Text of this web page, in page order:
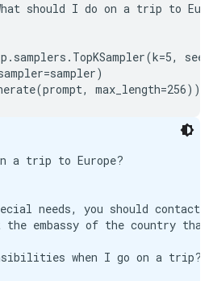
should I do on a trip to
a trip to Europe?
needs, you should
the embassy of the country
when I go on a trip?